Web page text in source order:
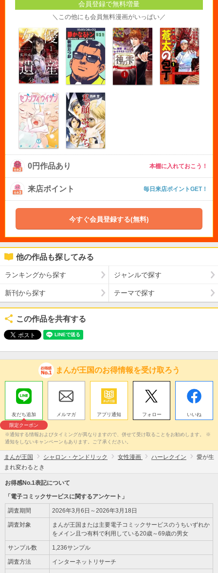
会員登録で無料増量
＼この他にも会員無料漫画がいっぱい／
0円作品あり 本棚に入れておこう！
来店ポイント 毎日来店ポイントGET！
今すぐ会員登録する(無料)
他の作品も探してみる
ランキングから探す ジャンルで探す
新刊から探す テーマで探す
この作品を共有する
まんが王国のお得情報を受け取ろう
友だち追加
限定クーポン
メルマガ アプリ通知 フォロー いいね
※通知する情報およびタイミングが異なりますので、併せて受け取ることをお勧めします。 ※
通知をしないキャンペーンもあります。ご了承ください。
まんが王国 シャロン・ケンドリック 女性漫画 ハーレクイン
愛が生
まれ変わるとき
お得感No.1表記について
「電子コミックサービスに関するアンケート」
調査期間 2026年3月6日～2026年3月18日
調査対象
まんが王国または主要電子コミックサービスのうちいずれか
をメイン且つ有料で利用している20歳～69歳の男女
サンプル数 1,236サンプル
調査方法 インターネットリサーチ